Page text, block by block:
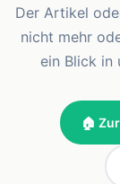
Der Artikel
nicht mehr
ein Blick in
🏠